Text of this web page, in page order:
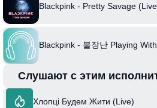
Blackpink - Pretty Savage
Blackpink - 불장난 Playing
Слушают с этим
Хлопці Будем Жити (Live)